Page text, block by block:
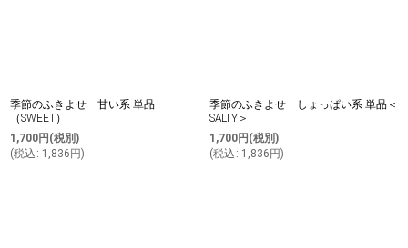
季節のふきよせ 甘い系 単品
（SWEET）
1,700円 (税別)
(税込 : 1,836 円)
季節のふきよせ しょっぱい系 単品＜
SALTY＞
1,700円 (税別)
(税込 : 1,836 円)